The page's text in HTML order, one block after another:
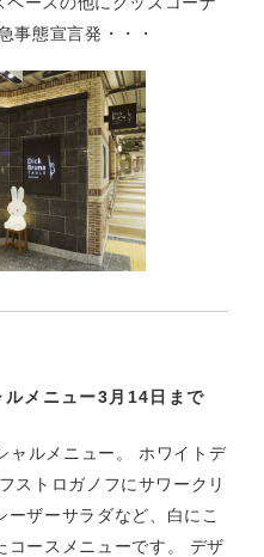
事態宣言発・・・
メニュー3月14日まで
ャルメニュー。 ホワイトデ
トロガノフにサワークリ
ザーサラダなど、白にこ
コースメニューです。 デザ